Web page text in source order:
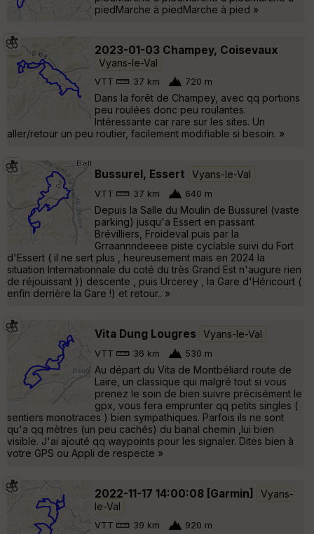
piedMarche à piedMarche à pied »
2023-01-03 Champey, Coisevaux
Vyans-le-Val
VTT 37 km 720 m
Dans la forêt de Champey, avec qq portions
peu roulées donc peu roulantes.
Intéressante car rare sur les sites. Un
aller/retour un peu routier, facilement modifiable si besoin. »
Bussurel, Essert Vyans-le-Val
VTT 37 km 640 m
Depuis la Salle du Moulin de Bussurel (vaste
parking) jusqu'a Essert en passant
Brévilliers, Froideval puis par la
Grraannndeeee piste cyclable suivi du Fort
d'Essert ( il ne sert plus , heureusement mais en 2024 la
situation Internationnale du coté du très Grand Est n'augure rien
de réjouissant )) descente , puis Urcerey , la Gare d'Héricourt (
enfin derrière la Gare !) et retour.. »
Vita Dung Lougres Vyans-le-Val
VTT 36 km 530 m
Au départ du Vita de Montbéliard route de
Laire, un classique qui malgré tout si vous
prenez le soin de bien suivre précisément le
gpx, vous fera emprunter qq petits singles (
sentiers monotraces ) bien sympathiques. Parfois ils ne sont
qu'a qq mètres (un peu cachés) du banal chemin ,lui bien
visible. J'ai ajouté qq waypoints pour les signaler. Dites bien à
votre GPS ou Appli de respecte »
2022-11-17 14:00:08 [Garmin]
Vyans-
le-Val
VTT 39 km 920 m